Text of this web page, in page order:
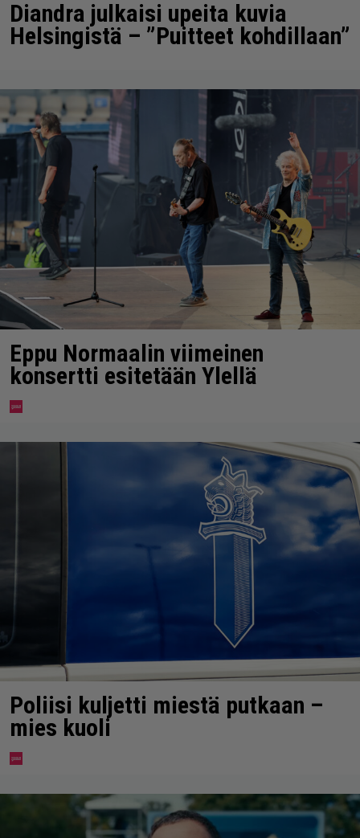
Diandra julkaisi upeita kuvia
Helsingistä – ”Puitteet kohdillaan”
Eppu Normaalin viimeinen
konsertti esitetään Ylellä
Poliisi kuljetti miestä putkaan –
mies kuoli